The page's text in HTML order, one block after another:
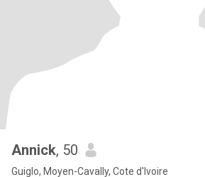
Annick, 50
Guiglo, Moyen-Cavally, Cote d'Ivoire